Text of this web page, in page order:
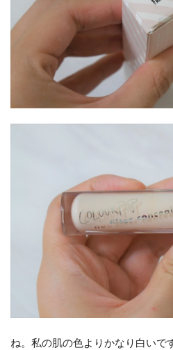
ね。私の肌の色よりかなり白いで